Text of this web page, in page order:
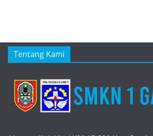
Tentang Kami